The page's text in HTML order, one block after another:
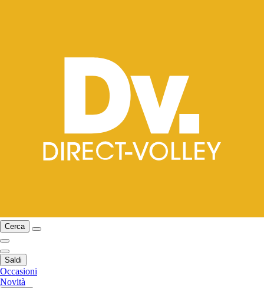
Cerca
Saldi
Occasioni
Novità